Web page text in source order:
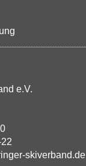
e.V.
skiverband.de